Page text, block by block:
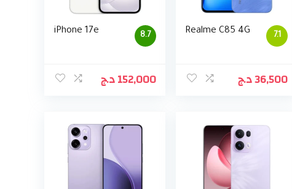
8.7
iPhone 17e
152,000د.ج
7.1
Realme C85 4G
36,500د.ج